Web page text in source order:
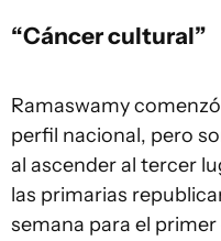
“Cáncer cultural”
Ramaswamy
perfil nacional, pero
al ascender al tercer
las primarias
semana para el